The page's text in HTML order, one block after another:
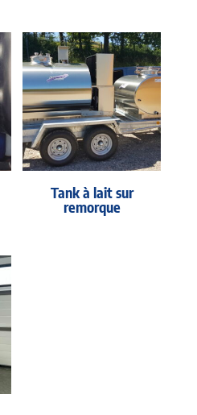
Tank à lait sur
remorque